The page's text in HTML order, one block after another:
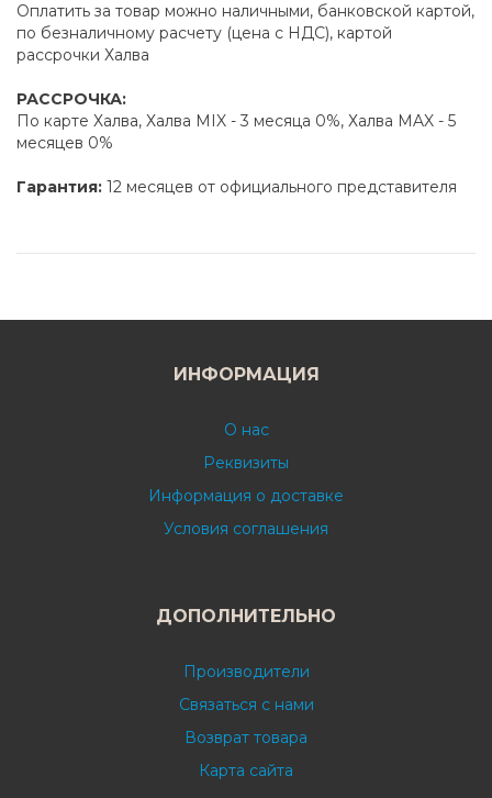
Оплатить за товар можно наличными, банковской картой,
по безналичному расчету (цена с НДС), картой
рассрочки Халва
РАССРОЧКА:
По карте Халва, Халва MIX - 3 месяца 0%, Халва MAX - 5
месяцев 0%
Гарантия: 12 месяцев от официального представителя
ИНФОРМАЦИЯ
О нас
Реквизиты
Информация о доставке
Условия соглашения
ДОПОЛНИТЕЛЬНО
Производители
Связаться с нами
Возврат товара
Карта сайта